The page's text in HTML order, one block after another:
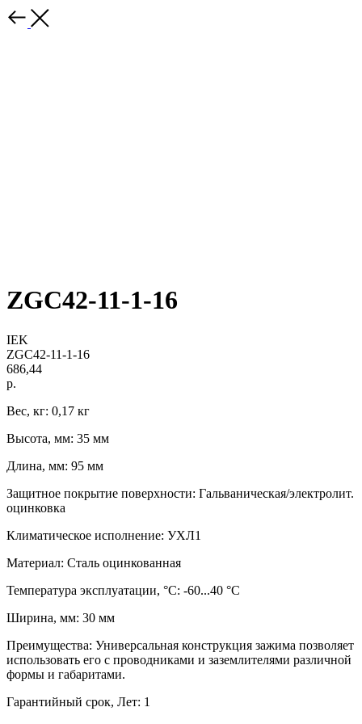
ZGC42-11-1-16
IEK
ZGC42-11-1-16
686,44
р.
Вес, кг: 0,17 кг
Высота, мм: 35 мм
Длина, мм: 95 мм
Защитное покрытие поверхности: Гальваническая/электролит.
оцинковка
Климатическое исполнение: УХЛ1
Материал: Сталь оцинкованная
Температура эксплуатации, °C: -60...40 °C
Ширина, мм: 30 мм
Преимущества: Универсальная конструкция зажима позволяет
использовать его с проводниками и заземлителями различной
формы и габаритами.
Гарантийный срок, Лет: 1